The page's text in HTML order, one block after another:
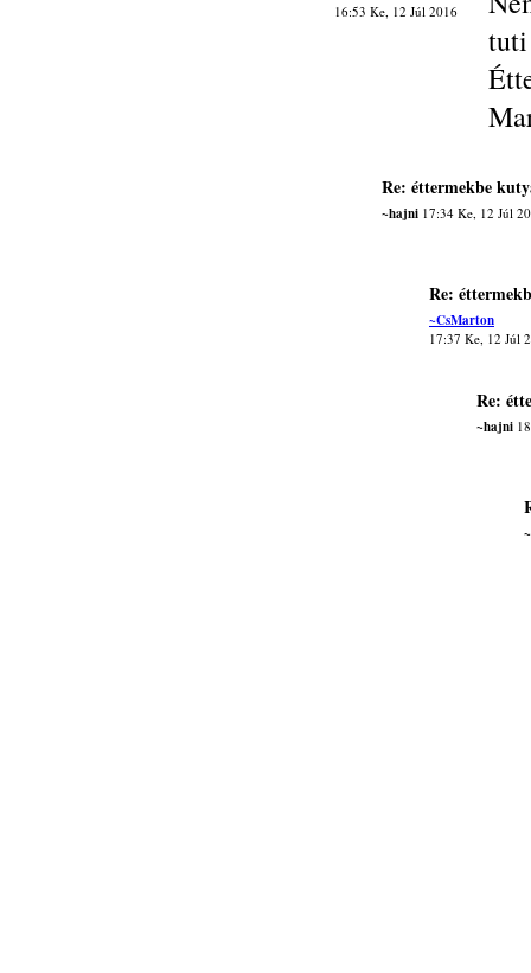
16:53 Ke, 12 Júl 2016
tuti
Re: éttermekbe
~hajni 17:34 Ke, 12 Júl
Re:
~CsMarton
17:37 Ke, 12 Júl
Re:
~hajni